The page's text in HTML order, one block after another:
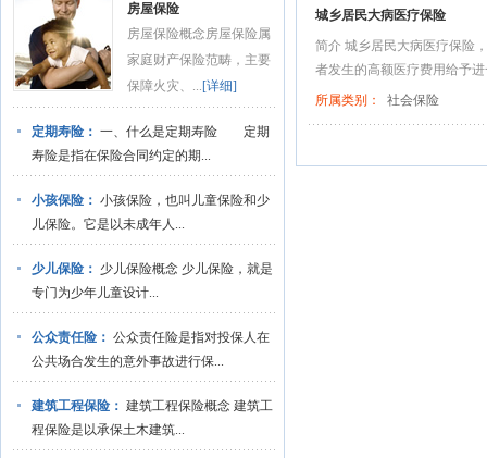
房屋保险
房屋保险概念房屋保险属
家庭财产保险范畴，主要
保障火灾、...[详细]
定期寿险： 一、什么是定期寿险 定期
寿险是指在保险合同约定的期...
小孩保险： 小孩保险，也叫儿童保险和少
儿保险。它是以未成年人...
少儿保险： 少儿保险概念 少儿保险，就是
专门为少年儿童设计...
公众责任险： 公众责任险是指对投保人在
公共场合发生的意外事故进行保...
建筑工程保险： 建筑工程保险概念 建筑工
程保险是以承保土木建筑...
城乡居民大病医疗保险
简介 城乡居民大病医疗保险
者发生的高额医疗费用给予
所属类别：
社会保险